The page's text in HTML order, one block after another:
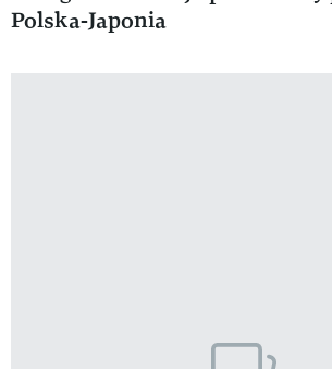
Polska-Japonia